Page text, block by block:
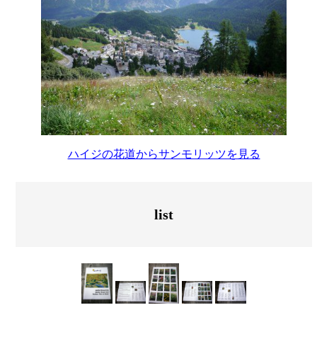
ハイジの花道からサンモリッツを見る
list